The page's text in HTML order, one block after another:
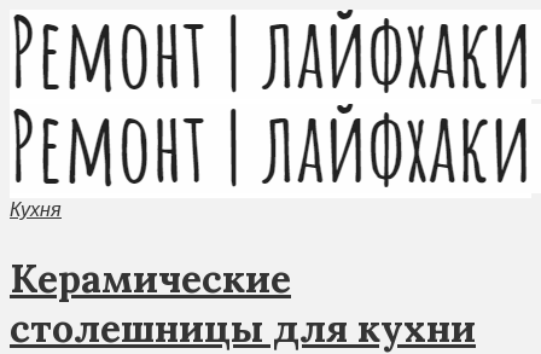
Кухня
Керамические
столешницы для кухни